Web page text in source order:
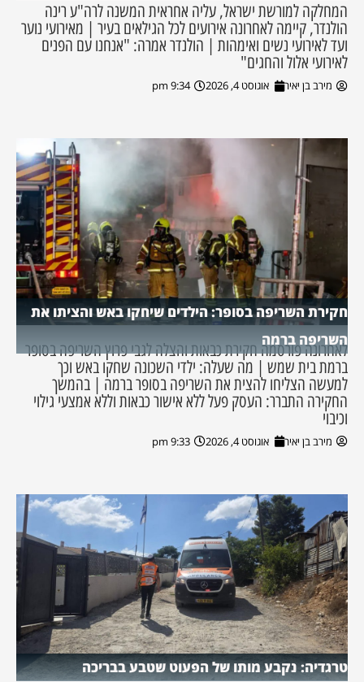
המחלקה למורשת ישראל, עליה אחראית המשנה לרה"ע רינה
הולנדר, קיימה לאחרונה אירועים לכל הגילאים בעיר | מאירועי נוער
ועד לאירועי נשים ואימהות | הולנדר אמרה: "אנחנו עם הפנים
לאירועי אלול והחגים"
מירב בן יאיר אוגוסט 4, 2026 9:34 pm
חקירת השריפה בסופר: הילדים שיחקו באש והציתו את
השריפה ברמה
לאחרונה פורסמה חקירת כבאות והצלה לגבי פרוץ השריפה בסופר
ברמת בית שמש | מה שעלה: ילדי השכונה שחקו באש וכך
למעשה הצליחו להצית את השריפה בסופר ברמה | בהמשך
החקירה התברר: העסק פעל ללא אישור כבאות וללא אמצעי גילוי
וכיבוי
מירב בן יאיר אוגוסט 4, 2026 9:33 pm
טרגדיה: נקבע מותו של הפעוט שטבע בבריכה